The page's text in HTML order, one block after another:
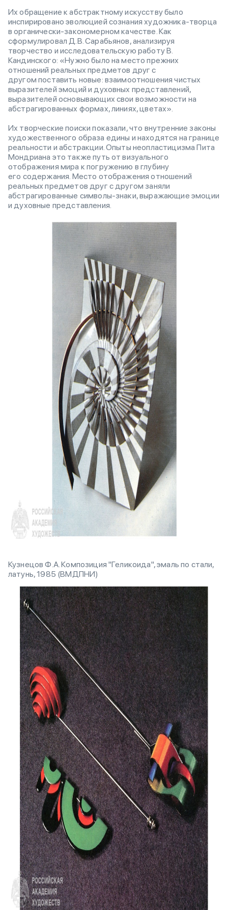
Их обращение к абстрактному искусству было
инспирировано эволюцией сознания художника-творца
в органически-закономерном качестве. Как
сформулировал Д.В. Сарабьянов, анализируя
творчество и исследовательскую работу В.
Кандинского: «Нужно было на место прежних
отношений реальных предметов друг с
другом поставить новые: взаимоотношения чистых
выразителей эмоций и духовных представлений,
выразителей основывающих свои возможности на
абстрагированных формах, линиях, цветах».
Их творческие поиски показали, что внутренние законы
художественного образа едины и находятся на границе
реальности и абстракции. Опыты неопластицизма Пита
Мондриана это также путь от визуального
отображения мира к погружению в глубину
его содержания. Место отображения отношений
реальных предметов друг с другом заняли
абстрагированные символы-знаки, выражающие эмоции
и духовные представления.
Кузнецов Ф.А. Композиция "Геликоида", эмаль по стали,
латунь, 1985 (ВМДПНИ)